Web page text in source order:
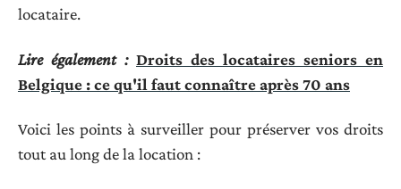
locataire.
Lire également : Droits des locataires seniors en
Belgique : ce qu'il faut connaître après 70 ans
Voici les points à surveiller pour préserver vos droits
tout au long de la location :